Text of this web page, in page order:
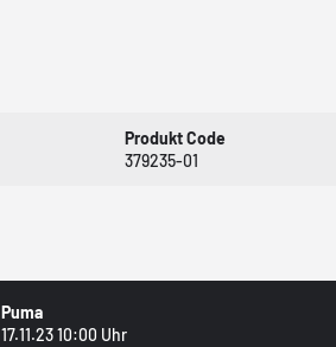
Produkt Code
379235-01
Puma
17.11.23 10:00 Uhr